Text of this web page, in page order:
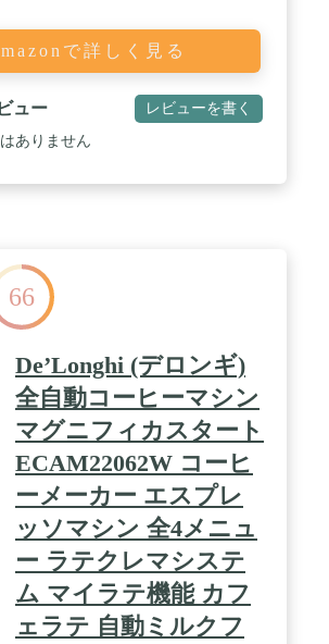
で詳しく見る
ュー レビューを書く
ありません
66
De’Longhi (デロンギ)
全自動コーヒーマシン
マグニフィカスタート
ECAM22062W コーヒ
ーメーカー エスプレ
ッソマシン 全4メニュ
ー ラテクレマシステ
ム マイラテ機能 カフ
ェラテ 自動ミルクフ